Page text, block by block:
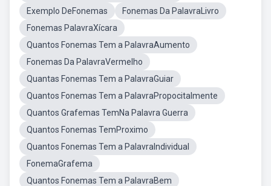
Exemplo DeFonemas
Fonemas Da PalavraLivro
Fonemas PalavraXícara
Quantos Fonemas Tem a PalavraAumento
Fonemas Da PalavraVermelho
Quantas Fonemas Tem a PalavraGuiar
Quantos Fonemas Tem a PalavraPropocitalmente
Quantos Grafemas TemNa Palavra Guerra
Quantos Fonemas TemProximo
Quantos Fonemas Tem a PalavraIndividual
FonemaGrafema
Quantos Fonemas Tem a PalavraBem